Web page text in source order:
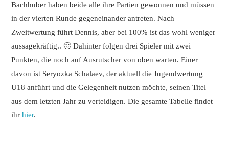
Bachhuber haben beide alle ihre Partien gewonnen und müssen
in der vierten Runde gegeneinander antreten. Nach
Zweitwertung führt Dennis, aber bei 100% ist das wohl weniger
aussagekräftig.. 🙂 Dahinter folgen drei Spieler mit zwei
Punkten, die noch auf Ausrutscher von oben warten. Einer
davon ist Seryozka Schalaev, der aktuell die Jugendwertung
U18 anführt und die Gelegenheit nutzen möchte, seinen Titel
aus dem letzten Jahr zu verteidigen. Die gesamte Tabelle findet
ihrhier.